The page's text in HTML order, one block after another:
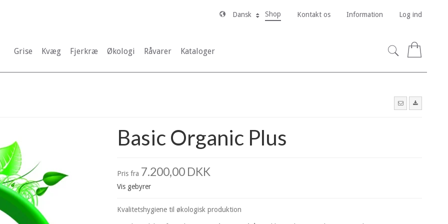
Dansk Shop Kontakt os Information Log ind
Grise Kvæg Fjerkræ Økologi Råvarer Kataloger
Basic Organic Plus
Pris fra 7.200,00 DKK
Vis gebyrer
Kvalitetshygiene til økologisk produktion